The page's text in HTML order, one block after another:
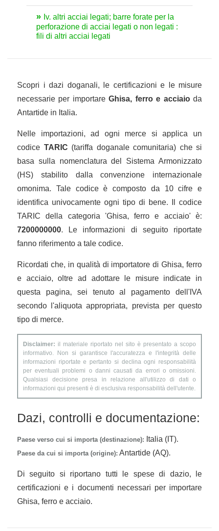
Iv. altri acciai legati; barre forate per la
perforazione di acciai legati o non legati :
fili di altri acciai legati
Scopri i dazi doganali, le certificazioni e le misure
necessarie per importareGhisa, ferro e acciaioda
Antartide in Italia.
Nelle importazioni, ad ogni merce si applica un
codice TARIC (tariffa doganale comunitaria) che si
basa sulla nomenclatura del Sistema Armonizzato
(HS) stabilito dalla convenzione internazionale
omonima. Tale codice è composto da 10 cifre e
identifica univocamente ogni tipo di bene. Il codice
TARIC della categoria 'Ghisa, ferro e acciaio' è:
7200000000. Le informazioni di seguito riportate
fanno riferimento a tale codice.
Ricordati che, in qualità di importatore di Ghisa, ferro
e acciaio, oltre ad adottare le misure indicate in
questa pagina, sei tenuto al pagamento dell'IVA
secondo l'aliquota appropriata, prevista per questo
tipo di merce.
Disclaimer: il materiale riportato nel sito è presentato a scopo
informativo. Non si garantisce l'accuratezza e l'integrità delle
informazioni riportate e pertanto si declina ogni responsabilità
per eventuali problemi o danni causati da errori o omissioni.
Qualsiasi decisione presa in relazione all'utilizzo di dati o
informazioni qui presenti è di esclusiva responsabilità dell'utente.
Dazi, controlli e documentazione:
Paese verso cui si importa (destinazione): Italia (IT).
Paese da cui si importa (origine): Antartide (AQ).
Di seguito si riportano tutti le spese di dazio, le
certificazioni e i documenti necessari per importare
Ghisa, ferro e acciaio.